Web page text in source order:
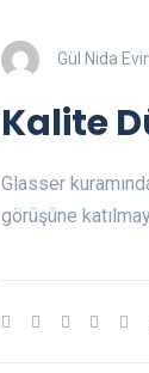
Gül Nida
Kalite
Glasser
görüşüne